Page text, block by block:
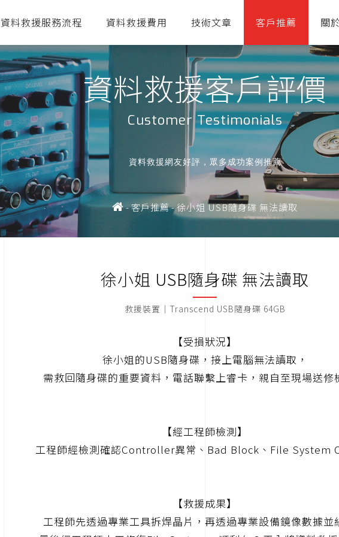
資料救援服務流程 資料救援費用 技術文章 客戶推薦 關
資料救援客戶評價
Customer Testimonials
資料救援網友好評，眾多成功案例推薦
-客戶推薦-徐小姐 USB隨身碟 無法讀取
徐小姐 USB隨身碟 無法讀取
救援裝置｜Transcend USB隨身碟 64GB
【受損狀況】
徐小姐的USB隨身碟，接上電腦無法讀取，
需救回隨身碟的重要資料，電話聯繫上睿卡，親自至現場送修
【經工程師檢測】
工程師經檢測確認Controller異常、Bad Block、File System
【救援成果】
工程師先透過專業工具拆焊晶片，再透過專業設備鏡像數據並